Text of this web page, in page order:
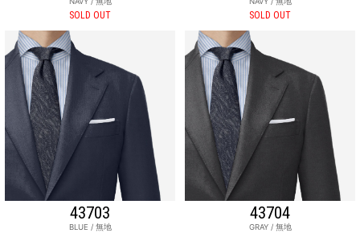
SOLD OUT SOLD OUT
43703
BLUE / 無地
43704
GRAY / 無地